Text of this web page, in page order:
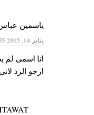
ياسمين
يناير 14, 2015 AT 8:55 م
انا اسمى
ارجو الرد